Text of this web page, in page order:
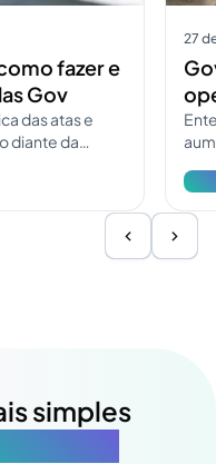
fazer e
Gov
das atas e
diante da
27
Ver
simples